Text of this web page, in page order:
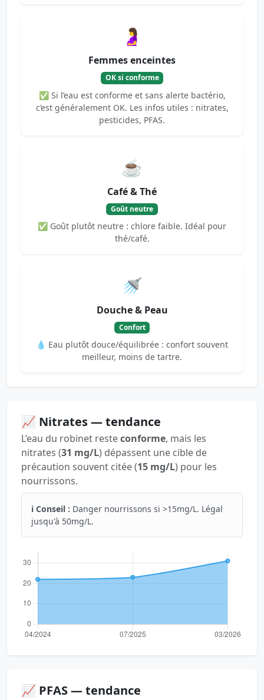
🤰
Femmes enceintes
OK si conforme
✅ Si l’eau est conforme et sans alerte bactério,
c’est généralement OK. Les infos utiles : nitrates,
pesticides, PFAS.
☕
Café & Thé
Goût neutre
✅ Goût plutôt neutre : chlore faible. Idéal pour
thé/café.
🚿
Douche & Peau
Confort
💧 Eau plutôt douce/équilibrée : confort souvent
meilleur, moins de tartre.
📈 Nitrates — tendance
L’eau du robinet resteconforme, mais les
nitrates (31 mg/L) dépassent une cible de
précaution souvent citée (15 mg/L) pour les
nourrissons.
ℹ️ Conseil : Danger nourrissons si >15mg/L. Légal
jusqu'à 50mg/L.
📈 PFAS — tendance